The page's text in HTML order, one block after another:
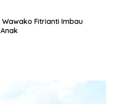
Fitrianti Imbau